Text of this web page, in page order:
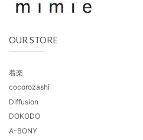
OUR STORE
着楽
cocorozashi
Diffusion
DOKODO
A-BONY